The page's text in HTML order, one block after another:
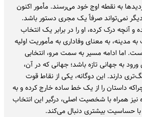
به نقطه اوج خود می‌رسند. مأمور اکنون
دیگر نمی‌تواند صرفاً یک مجری دستور باشد.
آنچه درک کرده، او را در برابر یک انتخاب
مدینه، به معنای وفاداری به مأموریت اولیه
اما ادامه مسیر به سمت مرو، انتخابی
به جهانی تازه باشد؛ جهانی که در آن،
دارند. این دوگانه، یکی از نقاط قوت
داستان را از یک خط ساده خارج کرده و به
همراه با شخصیت اصلی، درگیر این انتخاب
حساسیت بیشتری دنبال می‌کند.